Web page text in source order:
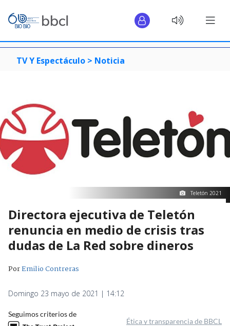
TV Y Espectáculo > Noticia
Teletón 2021
Directora ejecutiva de Teletón
renuncia en medio de crisis tras
dudas de La Red sobre dineros
PorEmilio Contreras
Domingo 23 mayo de 2021 | 14:12
Seguimos criterios de
Ética y transparencia de BBCL